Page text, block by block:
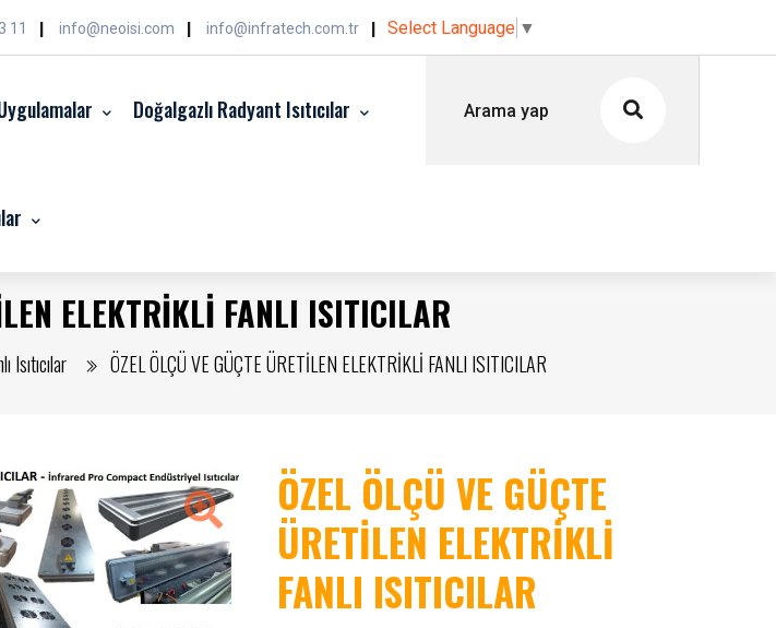
11 | info@neoisi.com | info@infratech.com.tr | Select Language ▼
Doğalgazlı Radyant Isıtıcılar
ELEKTRİKLİ FANLI ISITICILAR
Isıtıcılar ÖZEL ÖLÇÜ VE GÜÇTE ÜRETİLEN ELEKTRİKLİ FANLI ISITICILAR
ÖZEL ÖLÇÜ VE GÜÇTE
ÜRETİLEN ELEKTRİKLİ
FANLI ISITICILAR